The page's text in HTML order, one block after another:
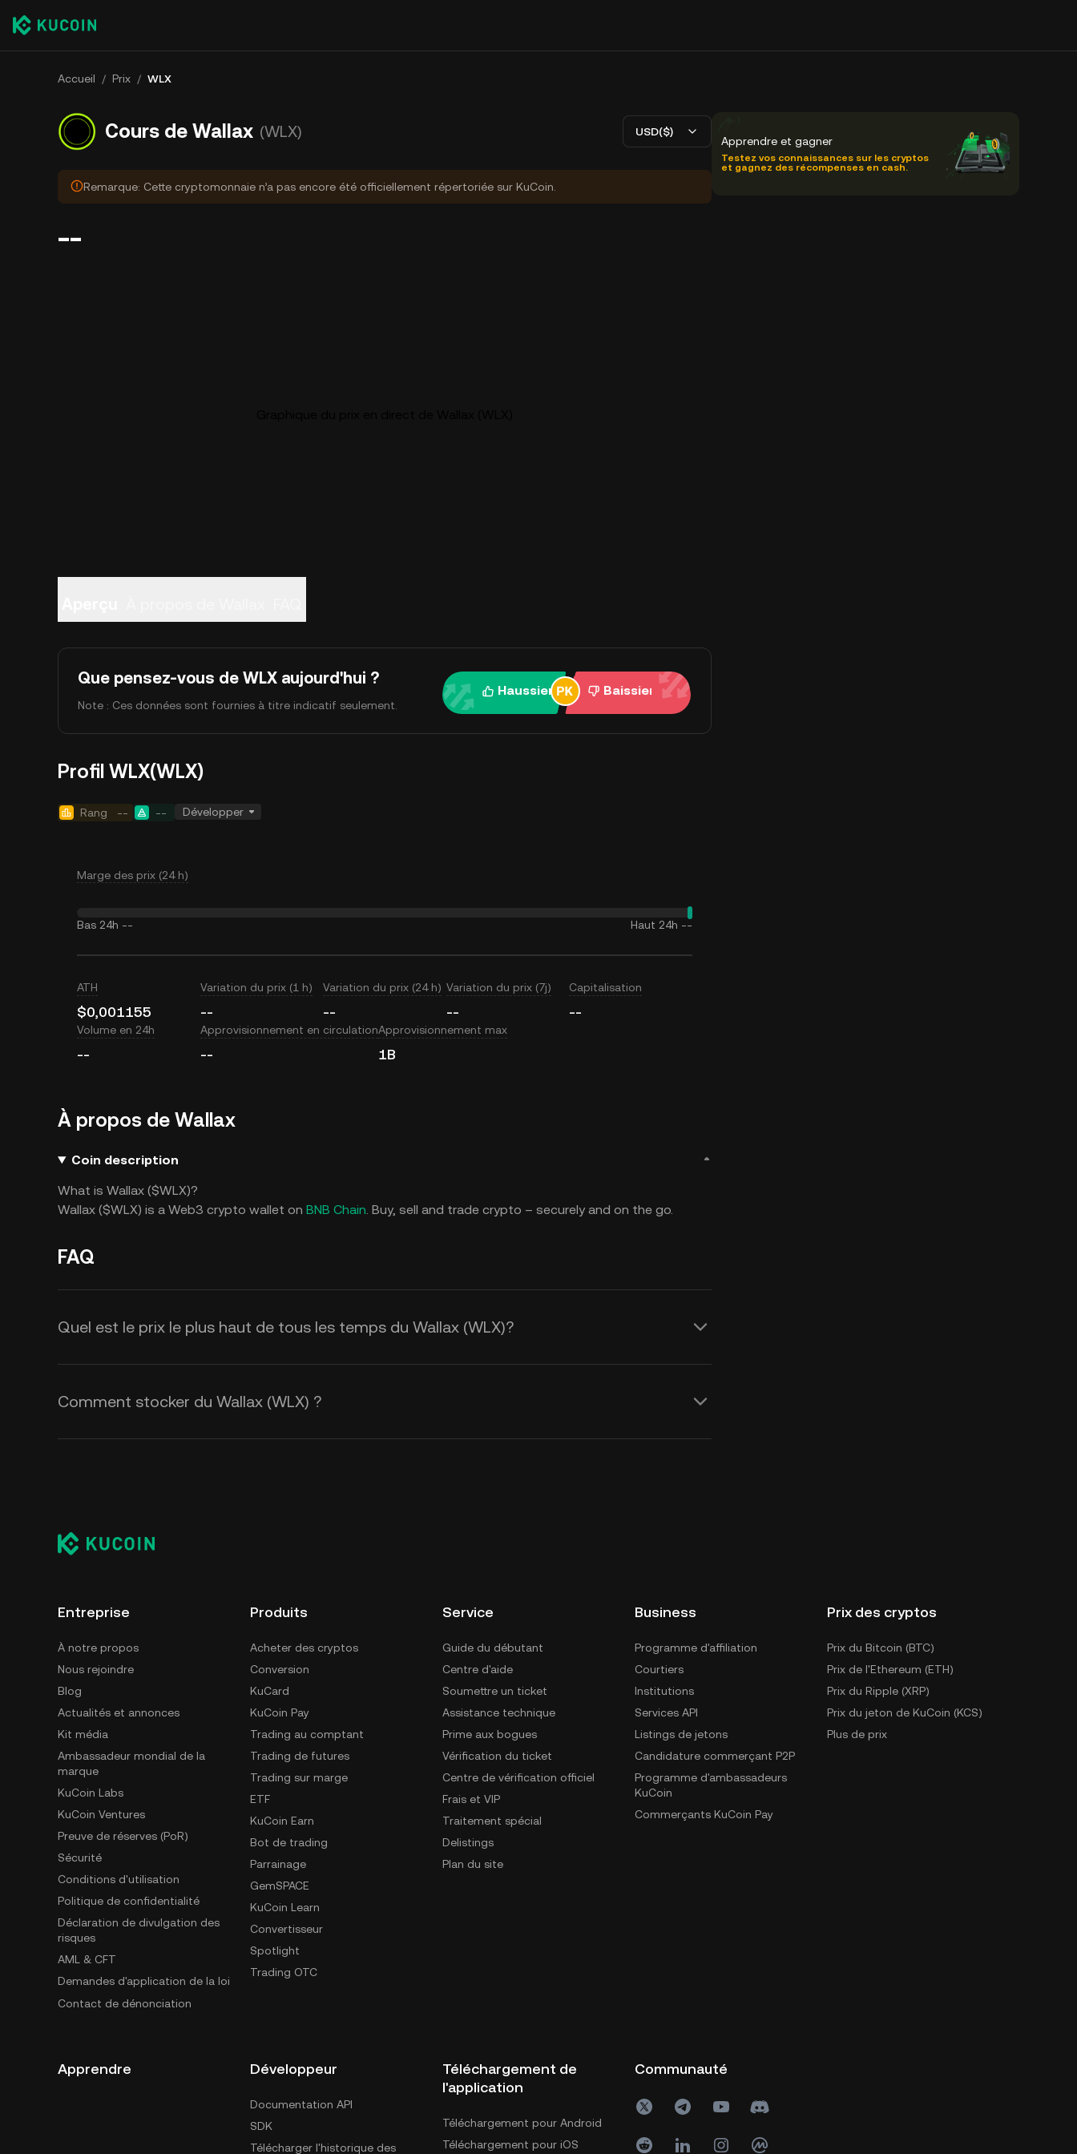
Accueil / Prix / WLX
Cours de Wallax (WLX) USD($)
Remarque: Cette cryptomonnaie n’a pas encore été officiellement répertoriée sur KuCoin.
--
Que pensez-vous de WLX aujourd'hui ?
Note : Ces données sont fournies à titre indicatif seulement.
Haussier Baissier
Profil WLX(WLX)
Rang -- -- Développer
Marge des prix (24 h)
Bas 24h -- Haut 24h --
ATH
$0,001155
Variation du prix (1 h)
--
Variation du prix (24 h)
--
Variation du prix (7j)
--
Capitalisation
--
Volume en 24h
--
Approvisionnement en circulation
--
Approvisionnement max
1B
À propos de Wallax
Coin description
What is Wallax ($WLX)?
Wallax ($WLX) is a Web3 crypto wallet on BNB Chain. Buy, sell and trade crypto – securely and on the go.
FAQ
Quel est le prix le plus haut de tous les temps du Wallax (WLX)?
Comment stocker du Wallax (WLX) ?
Apprendre et gagner
Testez vos connaissances sur les cryptos
et gagnez des récompenses en cash.
Entreprise
À notre propos
Nous rejoindre
Blog
Actualités et annonces
Kit média
Ambassadeur mondial de la
marque
KuCoin Labs
KuCoin Ventures
Preuve de réserves (PoR)
Sécurité
Conditions d'utilisation
Politique de confidentialité
Déclaration de divulgation des
risques
AML & CFT
Demandes d'application de la loi
Contact de dénonciation
Produits
Acheter des cryptos
Conversion
KuCard
KuCoin Pay
Trading au comptant
Trading de futures
Trading sur marge
ETF
KuCoin Earn
Bot de trading
Parrainage
GemSPACE
KuCoin Learn
Convertisseur
Spotlight
Trading OTC
Service
Guide du débutant
Centre d'aide
Soumettre un ticket
Assistance technique
Prime aux bogues
Vérification du ticket
Centre de vérification officiel
Frais et VIP
Traitement spécial
Delistings
Plan du site
Business
Programme d'affiliation
Courtiers
Institutions
Services API
Listings de jetons
Candidature commerçant P2P
Programme d'ambassadeurs
KuCoin
Commerçants KuCoin Pay
Prix des cryptos
Prix du Bitcoin (BTC)
Prix de l'Ethereum (ETH)
Prix du Ripple (XRP)
Prix du jeton de KuCoin (KCS)
Plus de prix
Apprendre Développeur
Documentation API
SDK
Télécharger l'historique des
Téléchargement de
l'application
Téléchargement pour Android
Téléchargement pour iOS
Communauté